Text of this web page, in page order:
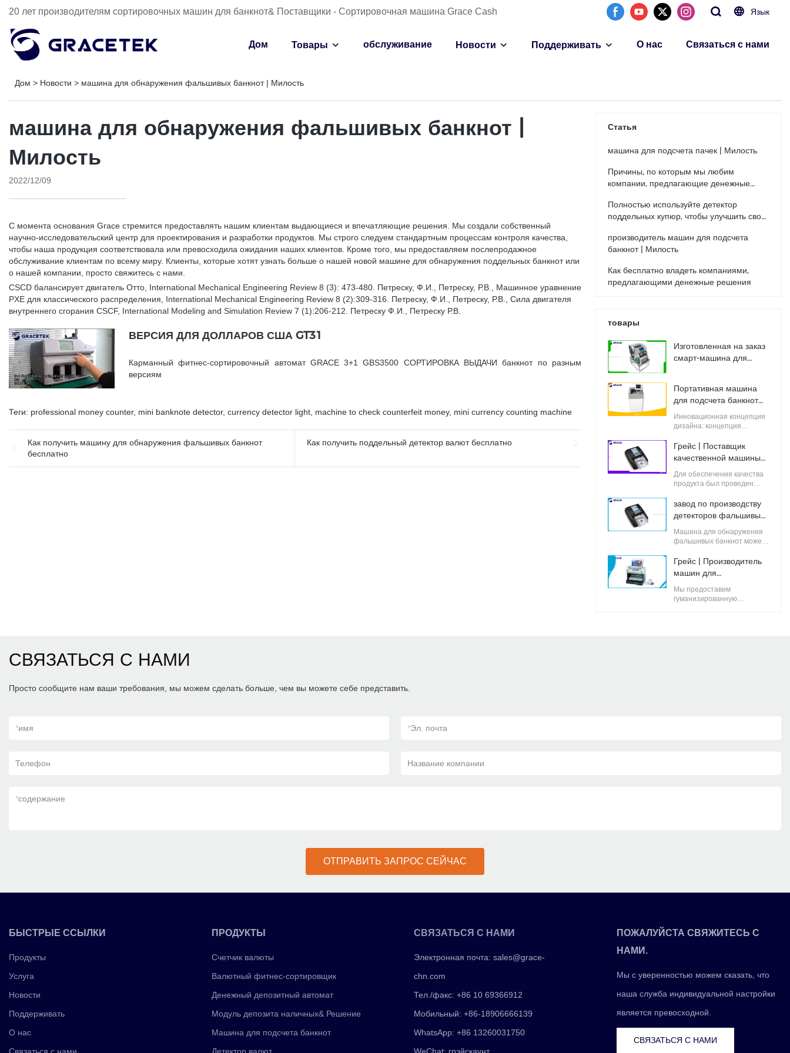
20 лет производителям сортировочных машин для банкнот& Поставщики - Сортировочная машина Grace Cash Язык
Дом Товары обслуживание Новости Поддерживать О нас Связаться с нами
Дом > Новости > машина для обнаружения фальшивых банкнот | Милость
машина для обнаружения фальшивых банкнот |
Милость
2022/12/09
С момента основания Grace стремится предоставлять нашим клиентам выдающиеся и впечатляющие решения. Мы создали собственный
научно-исследовательский центр для проектирования и разработки продуктов. Мы строго следуем стандартным процессам контроля качества,
чтобы наша продукция соответствовала или превосходила ожидания наших клиентов. Кроме того, мы предоставляем послепродажное
обслуживание клиентам по всему миру. Клиенты, которые хотят узнать больше о нашей новой машине для обнаружения поддельных банкнот или
о нашей компании, просто свяжитесь с нами.
CSCD балансирует двигатель Отто, International Mechanical Engineering Review 8 (3): 473-480. Петреску, Ф.И., Петреску, Р.В., Машинное уравнение
PXE для классического распределения, International Mechanical Engineering Review 8 (2):309-316. Петреску, Ф.И., Петреску, Р.В., Сила двигателя
внутреннего сгорания CSCF, International Modeling and Simulation Review 7 (1):206-212. Петреску Ф.И., Петреску Р.В.
ВЕРСИЯ ДЛЯ ДОЛЛАРОВ США GT31
Карманный фитнес-сортировочный автомат GRACE 3+1 GBS3500 СОРТИРОВКА ВЫДАЧИ банкнот по разным
версиям
Теги: professional money counter, mini banknote detector, currency detector light machine to check counterfeit money, mini currency counting machine
Как получить машину для обнаружения фальшивых банкнот
бесплатно
Как получить поддельный детектор валют бесплатно
Статья
машина для подсчета пачек | Милость
Причины, по которым мы любим
компании, предлагающие денежные
Полностью используйте детектор
поддельных купюр, чтобы улучшить свой
производитель машин для подсчета
банкнот | Милость
Как бесплатно владеть компаниями,
предлагающими денежные решения
товары
Изготовленная на заказ
смарт-машина для
Портативная машина
для подсчета банкнот
ODM | Милость
Инновационная концепция
дизайна: концепция
и дорабатывается
командой дизайнеров,
дизайнерских идей. Эти
идеи не только
промышленным
стандартам, но и
удовлетворяют
потребности рынка.
Грейс | Поставщик
качественной машины
для обнаружения
поддельных банкнот
Для обеспечения качества
продукта был проведен
завод по производству
детекторов фальшивых
банкнот OEM | Милость
Машина для обнаружения
фальшивых банкнот может
ее достоинствах.
Грейс | Производитель
машин для
обнаружения
поддельных банкнот на
Мы предоставим
гуманизированную
СВЯЗАТЬСЯ С НАМИ
Просто сообщите нам ваши требования, мы можем сделать больше, чем вы можете себе представить.
*имя *Эл. почта
Телефон Название компании
*содержание
ОТПРАВИТЬ ЗАПРОС СЕЙЧАС
БЫСТРЫЕ ССЫЛКИ
Продукты
Услуга
Новости
Поддерживать
О нас
ПРОДУКТЫ
Счетчик валюты
Валютный фитнес-сортировщик
Денежный депозитный автомат
Модуль депозита наличных& Решение
Машина для подсчета банкнот
СВЯЗАТЬСЯ С НАМИ
Электронная почта:sales@grace-
chn.com
Тел./факс: +86 10 69366912
Мобильный: +86-18906666139
WhatsApp: +86 13260031750
ПОЖАЛУЙСТА СВЯЖИТЕСЬ С
НАМИ.
Мы с уверенностью можем сказать, что
наша служба индивидуальной настройки
является превосходной.
СВЯЗАТЬСЯ С НАМИ